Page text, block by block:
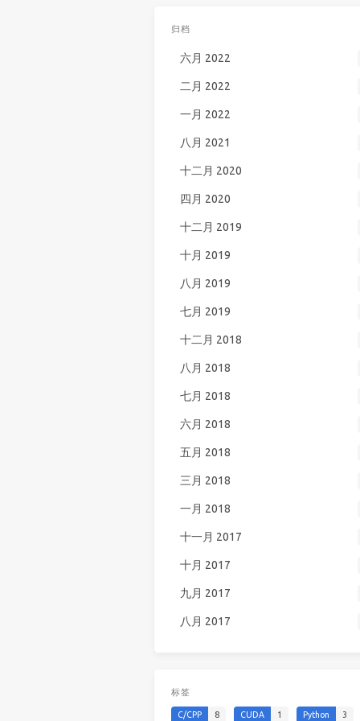
归档
六月 2022
二月 2022
一月 2022
八月 2021
十二月 2020
四月 2020
十二月 2019
十月 2019
八月 2019
七月 2019
十二月 2018
八月 2018
七月 2018
六月 2018
五月 2018
三月 2018
一月 2018
十一月 2017
十月 2017
九月 2017
八月 2017
标签
C/CPP 8 CUDA 1 Python 3